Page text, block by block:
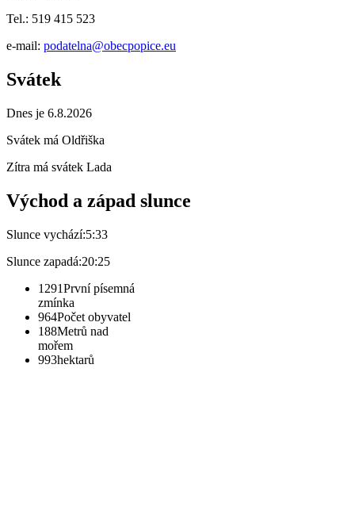
Tel.: 519 415 523
e-mail: podatelna@obecpopice.eu
Svátek
Dnes je 6.8.2026
Svátek má Oldřiška
Zítra má svátek Lada
Východ a západ slunce
Slunce vychází:5:33
Slunce zapadá:20:25
1291První písemná
zmínka
964Počet obyvatel
188Metrů nad
mořem
993hektarů